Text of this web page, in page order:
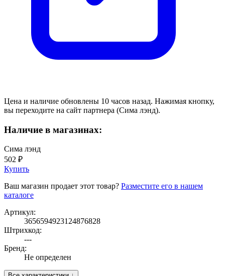
Цена и наличие обновлены 10 часов назад. Нажимая кнопку,
вы переходите на сайт партнера (Сима лэнд).
Наличие в магазинах:
Сима лэнд
502 ₽
Купить
Ваш магазин продает этот товар? Разместите его в нашем
каталоге
Артикул:
3656594923124876828
Штрихкод:
---
Бренд:
Не определен